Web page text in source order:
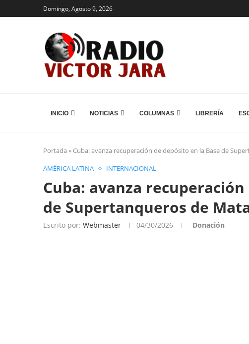
Domingo, Agosto 9, 2026
INICIO NOTICIAS COLUMNAS LIBRERÍA
Portada » Cuba: avanza recuperación de depósito en la Base de
AMÉRICA LATINA
INTERNACIONAL
Cuba: avanza
de Supertanqueros de
Escrito por: Webmaster 04/30/2026 Donación